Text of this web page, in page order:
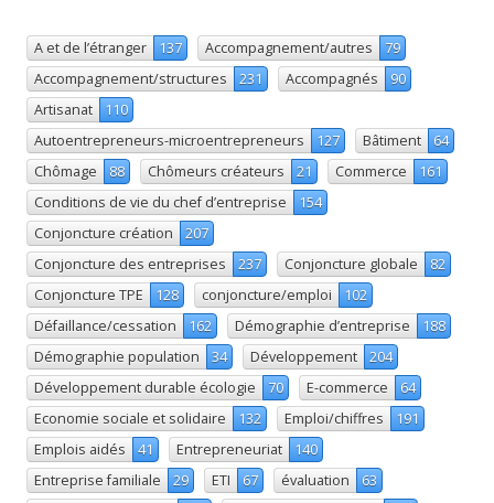
A et de l’étranger 137 Accompagnement/autres
79
Accompagnement/structures
231 Accompagnés
90
Artisanat
110
Autoentrepreneurs-microentrepreneurs
127 Bâtiment
64
Chômage
88 Chômeurs créateurs 21 Commerce
161
Conditions de vie du chef d’entreprise
154
Conjoncture création
207
Conjoncture des entreprises
237 Conjoncture globale
82
Conjoncture TPE
128 conjoncture/emploi
102
Défaillance/cessation
162 Démographie d’entreprise
188
Démographie population
34 Développement
204
Développement durable écologie
70 E-commerce
64
Economie sociale et solidaire
132 Emploi/chiffres
191
Emplois aidés
41 Entrepreneuriat
140
Entreprise familiale
29 ETI 67 évaluation
63